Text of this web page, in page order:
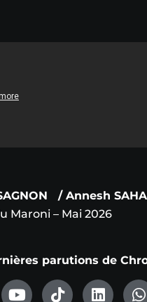
/ Annesh
Maroni – Mai 2026
parutions de